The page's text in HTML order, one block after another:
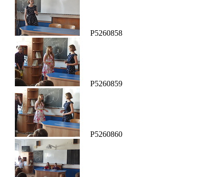
P5260858
P5260859
P5260860